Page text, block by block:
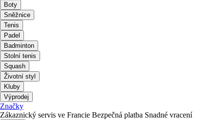
Boty
Sněžnice
Tenis
Padel
Badminton
Stolní tenis
Squash
Životní styl
Kluby
Výprodej
Značky
Zákaznický servis ve Francie Bezpečná platba Snadné vracení